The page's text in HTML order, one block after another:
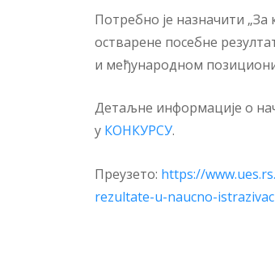
Потребно је назначити
остварене посебне
и међународном
Детаљне информације о
у КОНКУРСУ.
Преузето: https://
rezultate-u-naucno-